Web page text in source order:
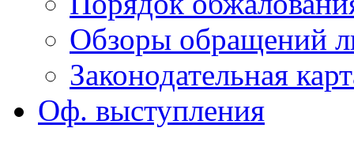
Обзоры обращений
Законодательная
Оф. выступления